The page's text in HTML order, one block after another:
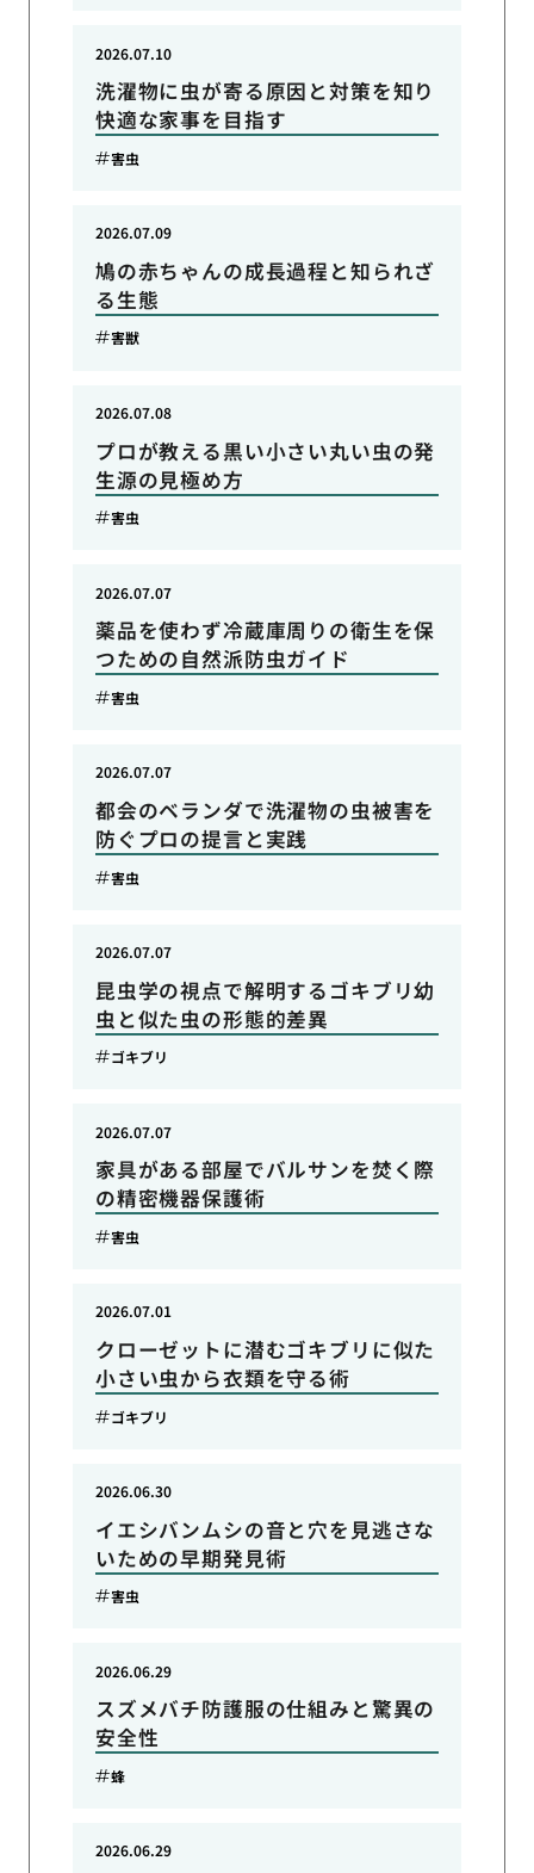
洗濯物に虫が寄る原因と対策を知り
快適な家事を目指す
2026.07.10
害虫
鳩の赤ちゃんの成長過程と知られざ
る生態
2026.07.09
害獣
プロが教える黒い小さい丸い虫の発
生源の見極め方
2026.07.08
害虫
薬品を使わず冷蔵庫周りの衛生を保
つための自然派防虫ガイド
2026.07.07
害虫
都会のベランダで洗濯物の虫被害を
防ぐプロの提言と実践
2026.07.07
害虫
昆虫学の視点で解明するゴキブリ幼
虫と似た虫の形態的差異
2026.07.07
ゴキブリ
家具がある部屋でバルサンを焚く際
の精密機器保護術
2026.07.07
害虫
クローゼットに潜むゴキブリに似た
小さい虫から衣類を守る術
2026.07.01
ゴキブリ
イエシバンムシの音と穴を見逃さな
いための早期発見術
2026.06.30
害虫
スズメバチ防護服の仕組みと驚異の
安全性
2026.06.29
蜂
2026.06.29